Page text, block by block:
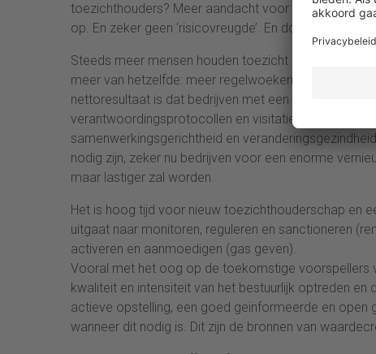
toezichthouders? Meer aandacht voor
op. En zeker geen ‘risicovreugde’. En doorgaans ook
Steeds meer mensen houden toezicht op steeds
meer van hetzelfde: meer regelwoekering, meer
nettoresultaat is dat bedrijven met een doos van
verantwoordingsprotocollen en visitatiecommissies.
samenwerkingsgerichtheid en
nodig zijn, zeker nu bedrijven voor een enorme
maar lastiger zal worden.
Het is hoog tijd voor nieuw toezichthouderschap en
uitgaat naar monitoren, reguleren en sanctioneren
activeren en aanmoedigen (gas geven).
Vooral met het oog op de toekomstige voorspellers
kwaliteit en intensiteit van het bestuurlijk optreden
actieve opstelling, een goed geïnformeerde en
wanneer dit nodig is. Dit zijn de bronnen van